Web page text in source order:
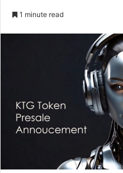
1 minute read